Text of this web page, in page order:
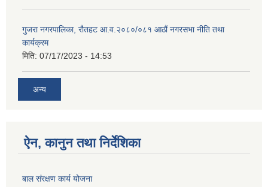
गुजरा नगरपालिका, रौतहट आ.व.२०८०/०८१ आठौं नगरसभा नीति तथा
कार्यक्रम
मिति: 07/17/2023 - 14:53
अन्य
ऐन, कानुन तथा निर्देशिका
बाल संरक्षण कार्य योजना